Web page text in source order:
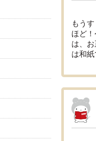
もう
ほど
は、
は和